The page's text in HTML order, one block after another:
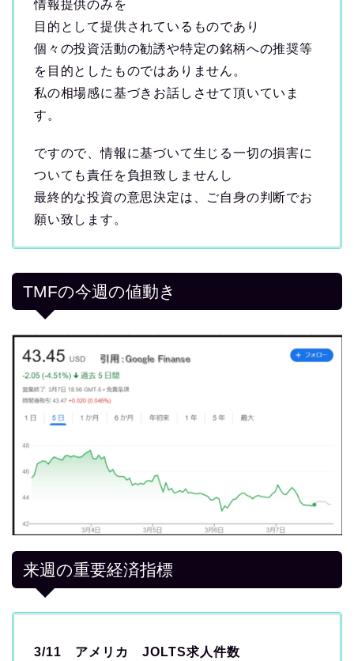
情報提供のみを
目的として提供されているものであり
個々の投資活動の勧誘や特定の銘柄への推奨等
を目的としたものではありません。
私の相場感に基づきお話しさせて頂いていま
す。
ですので、情報に基づいて生じる一切の損害に
ついても責任を負担致しませんし
最終的な投資の意思決定は、ご自身の判断でお
願い致します。
TMFの今週の値動き
来週の重要経済指標
3/11 アメリカ JOLTS求人件数